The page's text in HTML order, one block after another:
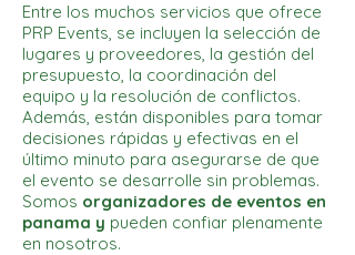
Entre los muchos servicios que ofrece
PRP Events, se incluyen la selección de
lugares y proveedores, la gestión del
presupuesto, la coordinación del
equipo y la resolución de conflictos.
Además, están disponibles para tomar
decisiones rápidas y efectivas en el
último minuto para asegurarse de que
el evento se desarrolle sin problemas.
Somos organizadores de eventos en
panama y pueden confiar plenamente
en nosotros.